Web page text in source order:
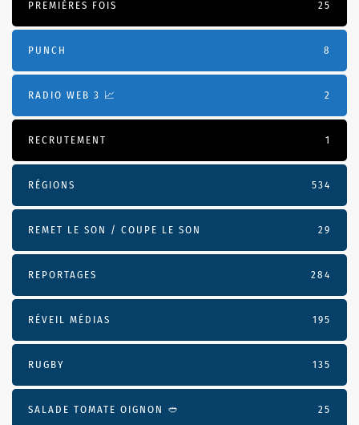
PREMIÈRES FOIS 25
PUNCH 8
RADIO WEB 3 📈 2
RECRUTEMENT 1
RÉGIONS 534
REMET LE SON / COUPE LE SON 29
REPORTAGES 284
RÉVEIL MÉDIAS 195
RUGBY 135
SALADE TOMATE OIGNON 🥙 25